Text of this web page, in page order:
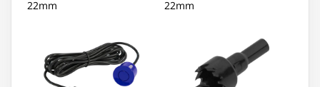
22mm
22mm